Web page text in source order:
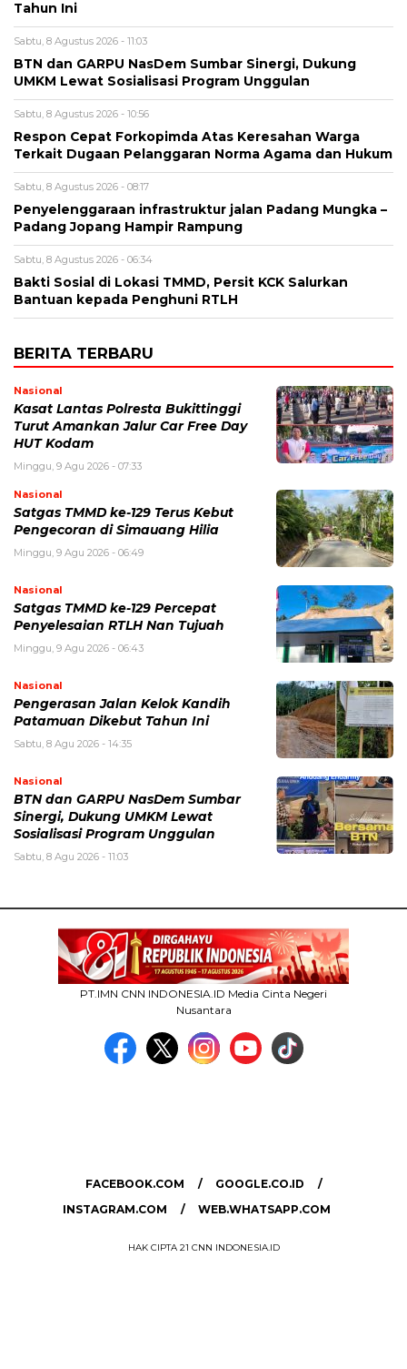
Tahun Ini
Sabtu, 8 Agustus 2026 - 11:03
BTN dan GARPU NasDem Sumbar Sinergi, Dukung
UMKM Lewat Sosialisasi Program Unggulan
Sabtu, 8 Agustus 2026 - 10:56
Respon Cepat Forkopimda Atas Keresahan Warga
Terkait Dugaan Pelanggaran Norma Agama dan Hukum
Sabtu, 8 Agustus 2026 - 08:17
Penyelenggaraan infrastruktur jalan Padang Mungka –
Padang Jopang Hampir Rampung
Sabtu, 8 Agustus 2026 - 06:34
Bakti Sosial di Lokasi TMMD, Persit KCK Salurkan
Bantuan kepada Penghuni RTLH
BERITA TERBARU
Nasional
Kasat Lantas Polresta Bukittinggi
Turut Amankan Jalur Car Free Day
HUT Kodam
Minggu, 9 Agu 2026 - 07:33
Nasional
Satgas TMMD ke-129 Terus Kebut
Pengecoran di Simauang Hilia
Minggu, 9 Agu 2026 - 06:49
Nasional
Satgas TMMD ke-129 Percepat
Penyelesaian RTLH Nan Tujuah
Minggu, 9 Agu 2026 - 06:43
Nasional
Pengerasan Jalan Kelok Kandih
Patamuan Dikebut Tahun Ini
Sabtu, 8 Agu 2026 - 14:35
Nasional
BTN dan GARPU NasDem Sumbar
Sinergi, Dukung UMKM Lewat
Sosialisasi Program Unggulan
Sabtu, 8 Agu 2026 - 11:03
PT.IMN CNN INDONESIA.ID Media Cinta Negeri
Nusantara
FACEBOOK.COM
GOOGLE.CO.ID
INSTAGRAM.COM
WEB.WHATSAPP.COM
HAK CIPTA 21 CNN INDONESIA.ID